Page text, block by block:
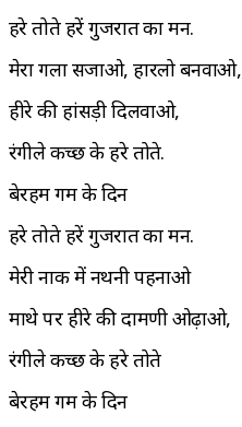
हरे तोते हरें गुजरात का मन.
मेरा गला सजाओ, हारलो बनवाओ,
हीरे की हांसड़ी दिलवाओ,
रंगीले कच्छ के हरे तोते.
बेरहम गर्मी के दिन
हरे तोते हरें गुजरात का मन.
मेरी नाक में नथनी पहनाओ
माथे पर हीरे की दामणी ओढ़ाओ,
रंगीले कच्छ के हरे तोते
बेरहम गर्मी के दिन